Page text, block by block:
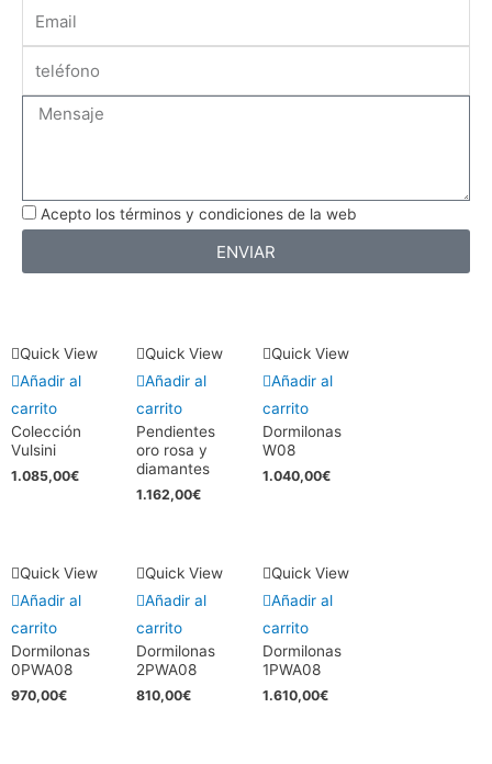
Message
Acepto los términos y condiciones de la web
ENVIAR
Quick View
Añadir al
carrito
Colección
Vulsini
1.085,00€
Quick View
Añadir al
carrito
Pendientes
oro rosa y
diamantes
1.162,00€
Quick View
Añadir al
carrito
Dormilonas
W08
1.040,00€
Quick View
Añadir al
carrito
Dormilonas
0PWA08
970,00€
Quick View
Añadir al
carrito
Dormilonas
2PWA08
810,00€
Quick View
Añadir al
carrito
Dormilonas
1PWA08
1.610,00€